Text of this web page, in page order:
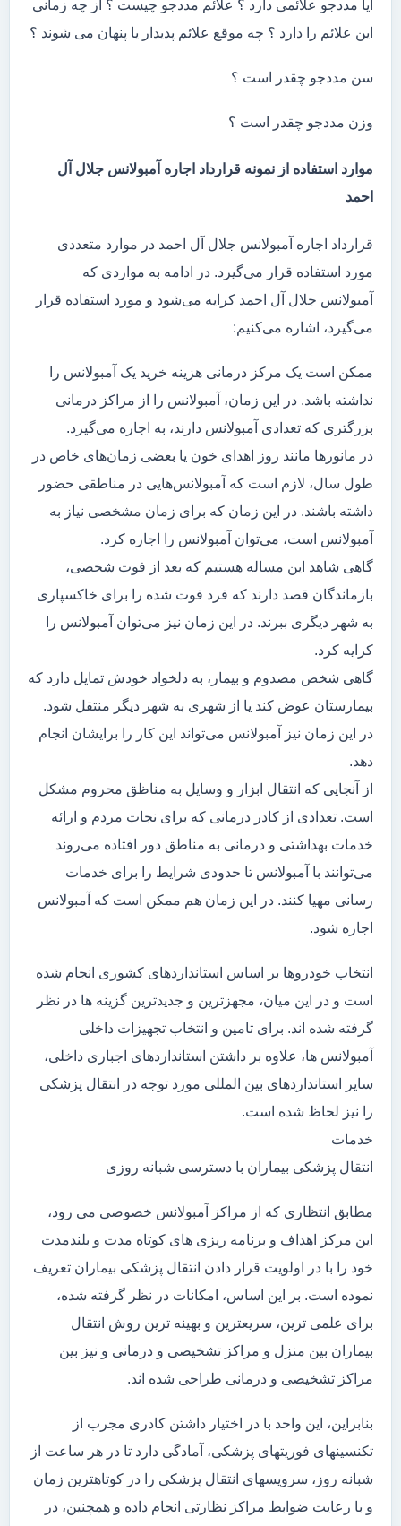
آیا مددجو علائمی دارد ؟ علائم مددجو چیست ؟ از چه زمانی
این علائم را دارد ؟ چه موقع علائم پدیدار یا پنهان می شوند ؟
سن مددجو چقدر است ؟
وزن مددجو چقدر است ؟
موارد استفاده از نمونه قرارداد اجاره آمبولانس جلال آل
احمد
قرارداد اجاره آمبولانس جلال آل احمد در موارد متعددی
مورد استفاده قرار می‌گیرد. در ادامه به مواردی که
آمبولانس جلال آل احمد کرایه می‌شود و مورد استفاده قرار
می‌گیرد، اشاره می‌کنیم:
ممکن است یک مرکز درمانی هزینه خرید یک آمبولانس را
نداشته باشد. در این زمان، آمبولانس را از مراکز درمانی
بزرگتری که تعدادی آمبولانس دارند، به اجاره می‌گیرد.
در مانور‌ها مانند روز اهدای خون یا بعضی زمان‌های خاص در
طول سال، لازم است که آمبولانس‌هایی در مناطقی حضور
داشته باشند. در این زمان که برای زمان مشخصی نیاز به
آمبولانس است، می‌توان آمبولانس را اجاره کرد.
گاهی شاهد این مساله هستیم که بعد از فوت شخصی،
بازماندگان قصد دارند که فرد فوت شده را برای خاکسپاری
به شهر دیگری ببرند. در این زمان نیز می‌توان آمبولانس را
کرایه کرد.
گاهی شخص مصدوم و بیمار، به دلخواد خودش تمایل دارد که
بیمارستان عوض کند یا از شهری به شهر دیگر منتقل شود.
در این زمان نیز آمبولانس می‌تواند این کار را برایشان انجام
دهد.
از آنجایی که انتقال ابزار و وسایل به مناظق محروم مشکل
است. تعدادی از کادر درمانی که برای نجات مردم و ارائه
خدمات بهداشتی و درمانی به مناطق دور افتاده می‌روند
می‌توانند با آمبولانس تا حدودی شرایط را برای خدمات
رسانی مهیا کنند. در این زمان هم ممکن است که آمبولانس
اجاره شود.
انتخاب خودروها بر اساس استانداردهای کشوری انجام شده
است و در این میان، مجهزترین و جدیدترین گزینه ها در نظر
گرفته شده اند. برای تامین و انتخاب تجهیزات داخلی
آمبولانس ها، علاوه بر داشتن استانداردهای اجباری داخلی،
سایر استانداردهای بین المللی مورد توجه در انتقال پزشکی
را نیز لحاظ شده است.
خدمات
انتقال پزشکی بیماران با دسترسی شبانه روزی
مطابق انتظاری که از مراکز آمبولانس خصوصی می رود،
این مرکز اهداف و برنامه ریزی های کوتاه مدت و بلندمدت
خود را با در اولویت قرار دادن انتقال پزشکی بیماران تعریف
نموده است. بر این اساس، امکانات در نظر گرفته شده،
برای علمی ترین، سریعترین و بهینه ترین روش انتقال
بیماران بین منزل و مراکز تشخیصی و درمانی و نیز بین
مراکز تشخیصی و درمانی طراحی شده اند.
بنابراین، این واحد با در اختیار داشتن کادری مجرب از
تکنسینهای فوریتهای پزشکی، آمادگی دارد تا در هر ساعت از
شبانه روز، سرویسهای انتقال پزشکی را در کوتاهترین زمان
و با رعایت ضوابط مراکز نظارتی انجام داده و همچنین، در